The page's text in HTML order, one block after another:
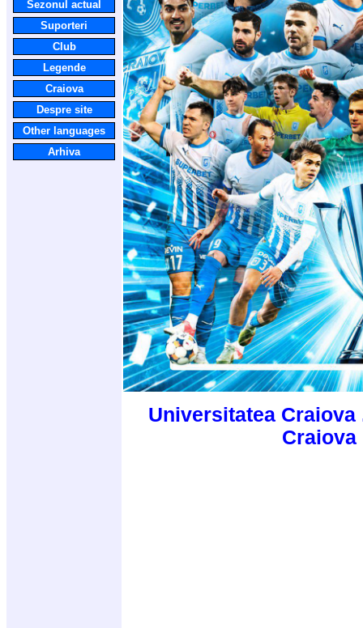
Sezonul actual
Suporteri
Club
Legende
Craiova
Despre site
Other languages
Arhiva
Universitatea
Craiova